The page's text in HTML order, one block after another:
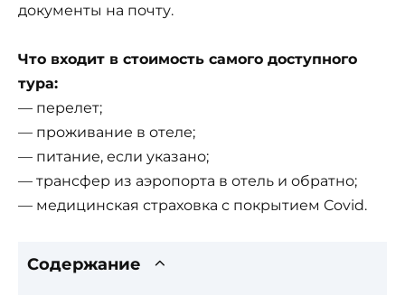
документы на почту.
Что входит в стоимость самого доступного
тура:
— перелет;
— проживание в отеле;
— питание, если указано;
— трансфер из аэропорта в отель и обратно;
— медицинская страховка с покрытием Covid.
Содержание